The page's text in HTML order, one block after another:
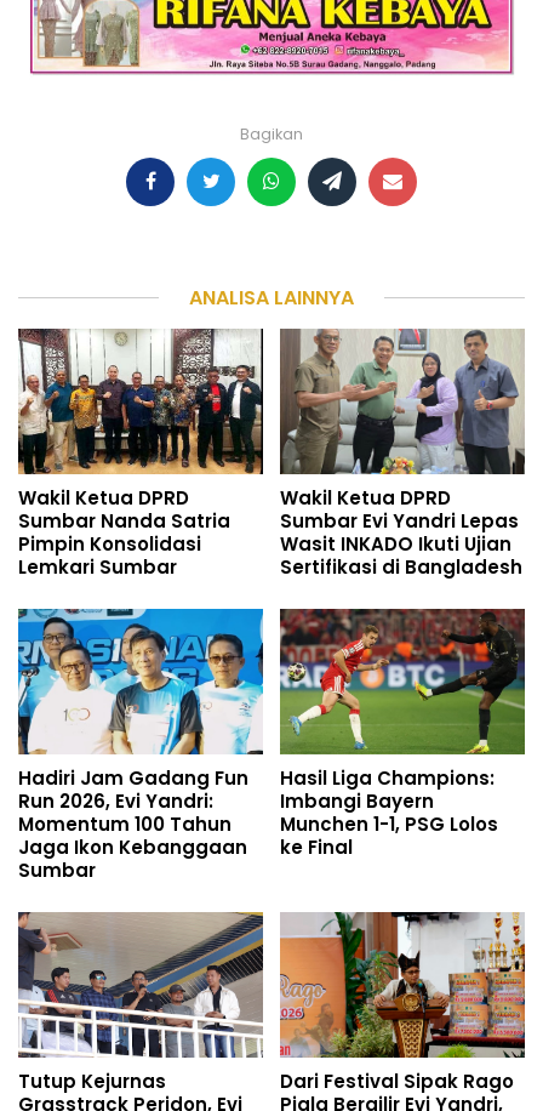
Bagikan
ANALISA LAINNYA
Wakil Ketua DPRD
Sumbar Nanda Satria
Pimpin Konsolidasi
Lemkari Sumbar
Wakil Ketua DPRD
Sumbar Evi Yandri Lepas
Wasit INKADO Ikuti Ujian
Sertifikasi di Bangladesh
Hadiri Jam Gadang Fun
Run 2026, Evi Yandri:
Momentum 100 Tahun
Jaga Ikon Kebanggaan
Sumbar
Hasil Liga Champions:
Imbangi Bayern
Munchen 1-1, PSG Lolos
ke Final
Tutup Kejurnas
Grasstrack Peridon, Evi
Dari Festival Sipak Rago
Piala Bergilir Evi Yandri,